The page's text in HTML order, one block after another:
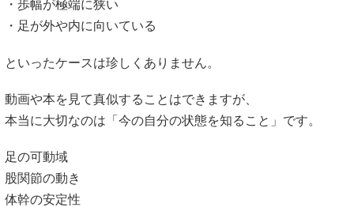
・歩幅が極端に狭い
・足が外や内に向いている
といったケースは珍しくありません。
動画や本を見て真似することはできますが、
本当に大切なのは「今の自分の状態を知ること」です。
足の可動域
股関節の動き
体幹の安定性